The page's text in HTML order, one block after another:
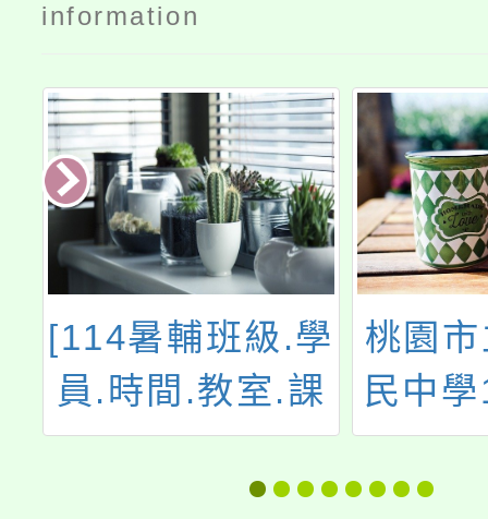
information
桃園市立龍潭國
民中學115 年度
科學教育計畫師
生共學研習-「香
114年
師培